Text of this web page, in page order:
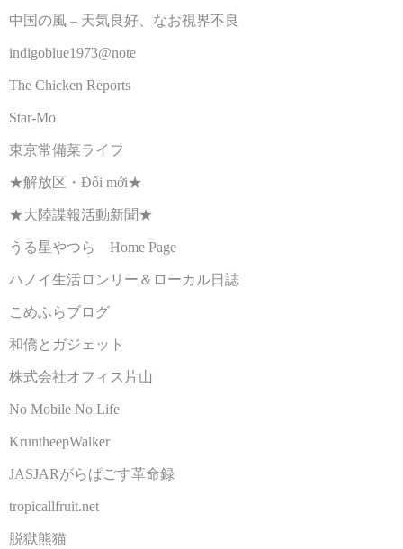
中国の風 – 天気良好、なお視界不良
indigoblue1973@note
The Chicken Reports
Star-Mo
東京常備菜ライフ
★解放区・Đổi mới★
★大陸諜報活動新聞★
うる星やつら Home Page
ハノイ生活ロンリー＆ローカル日誌
こめふらブログ
和僑とガジェット
株式会社オフィス片山
No Mobile No Life
KruntheepWalker
JASJARがらぱごす革命録
tropicallfruit.net
脱獄熊猫